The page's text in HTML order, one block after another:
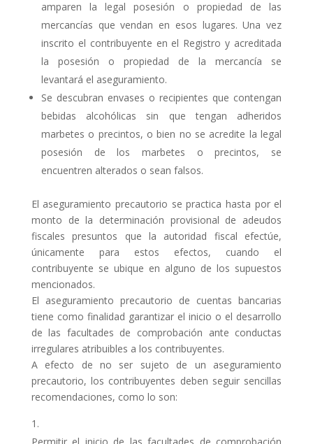
amparen la legal posesión o propiedad de las
mercancías que vendan en esos lugares. Una vez
inscrito el contribuyente en el Registro y acreditada
la posesión o propiedad de la mercancía se
levantará el aseguramiento.
Se descubran envases o recipientes que contengan
bebidas alcohólicas sin que tengan adheridos
marbetes o precintos, o bien no se acredite la legal
posesión de los marbetes o precintos, se
encuentren alterados o sean falsos.
El aseguramiento precautorio se practica hasta por el
monto de la determinación provisional de adeudos
fiscales presuntos que la autoridad fiscal efectúe,
únicamente para estos efectos, cuando el
contribuyente se ubique en alguno de los supuestos
mencionados.
El aseguramiento precautorio de cuentas bancarias
tiene como finalidad garantizar el inicio o el desarrollo
de las facultades de comprobación ante conductas
irregulares atribuibles a los contribuyentes.
A efecto de no ser sujeto de un aseguramiento
precautorio, los contribuyentes deben seguir sencillas
recomendaciones, como lo son:
Permitir el inicio de las facultades de comprobación